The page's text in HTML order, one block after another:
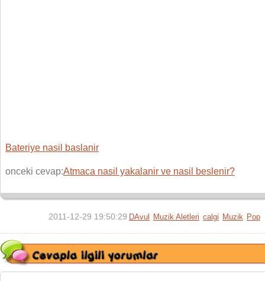
Bateriye nasil baslanir
onceki cevap:Atmaca nasil yakalanir ve nasil beslenir?
2011-12-29 19:50:29 DAvul Muzik Aletleri calgi Muzik Pop